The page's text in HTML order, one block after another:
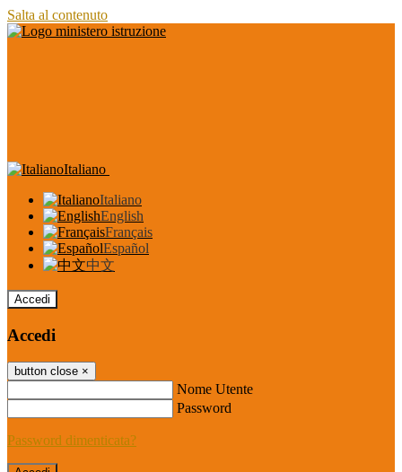
Salta al contenuto
Italiano
Italiano
English
Français
Español
中文
Accedi
Accedi
button close ×
Nome Utente
Password
Password dimenticata?